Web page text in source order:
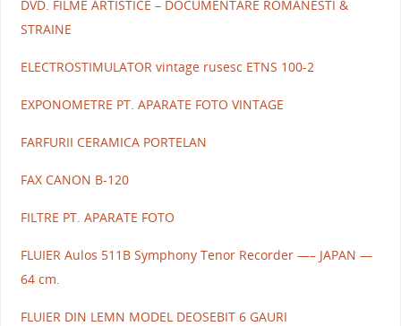
DVD. FILME ARTISTICE – DOCUMENTARE ROMANESTI &
STRAINE
ELECTROSTIMULATOR vintage rusesc ETNS 100-2
EXPONOMETRE PT. APARATE FOTO VINTAGE
FARFURII CERAMICA PORTELAN
FAX CANON B-120
FILTRE PT. APARATE FOTO
FLUIER Aulos 511B Symphony Tenor Recorder —– JAPAN —
64 cm.
FLUIER DIN LEMN MODEL DEOSEBIT 6 GAURI